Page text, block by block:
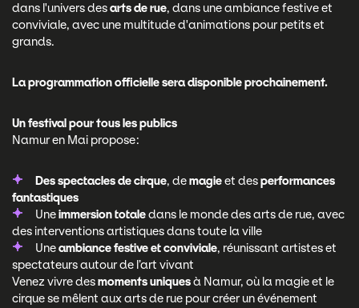
dans l'univers desarts de rue, dans une ambiance festive et
conviviale, avec une multitude d'animations pour petits et
grands.
La programmation officielle sera disponible prochainement.
Un festival pour tous les publics
Namur en Mai propose :
Des spectacles de cirque, demagieet desperformances
fantastiques
Uneimmersion totaledans le monde des arts de rue, avec
des interventions artistiques dans toute la ville
Uneambiance festive et conviviale, réunissant artistes et
spectateurs autour de l’art vivant
Venez vivre desmoments uniquesà Namur, où la magie et le
cirque se mêlent aux arts de rue pour créer un événement